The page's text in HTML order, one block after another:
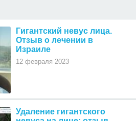
Гигантский невус лица.
Отзыв о лечении в
Израиле
12 февраля 2023
Удаление гигантского